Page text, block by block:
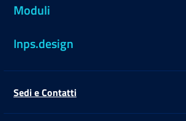
Moduli
Inps.design
Sedi e Contatti